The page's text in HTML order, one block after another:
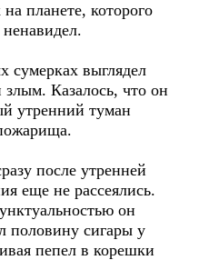
планете, которого
сумерках выглядел
Казалось, что он
утренний туман
после утренней
еще не рассеялись.
он
половину сигары у
пепел в корешки